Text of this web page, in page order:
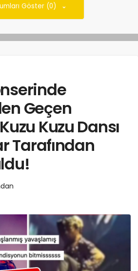
Göster (0)
Geçen
Kuzu Dansı
Tarafından